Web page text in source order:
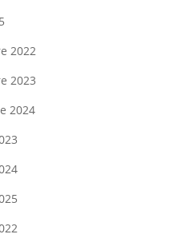
2022
2023
2024